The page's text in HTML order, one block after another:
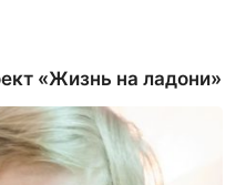
«Жизнь на ладони»